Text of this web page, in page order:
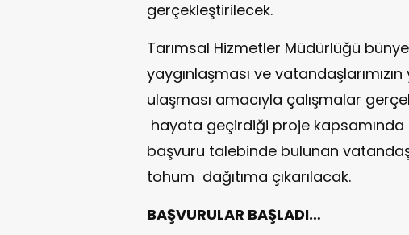
gerçekleştirilecek.
Tarımsal Hizmetler Müdürlüğü
yaygınlaşması ve
ulaşması amacıyla çalışmalar
hayata geçirdiği proje kapsamında
başvuru talebinde bulunan
tohum dağıtıma çıkarılacak.
BAŞVURULAR BAŞLADI…